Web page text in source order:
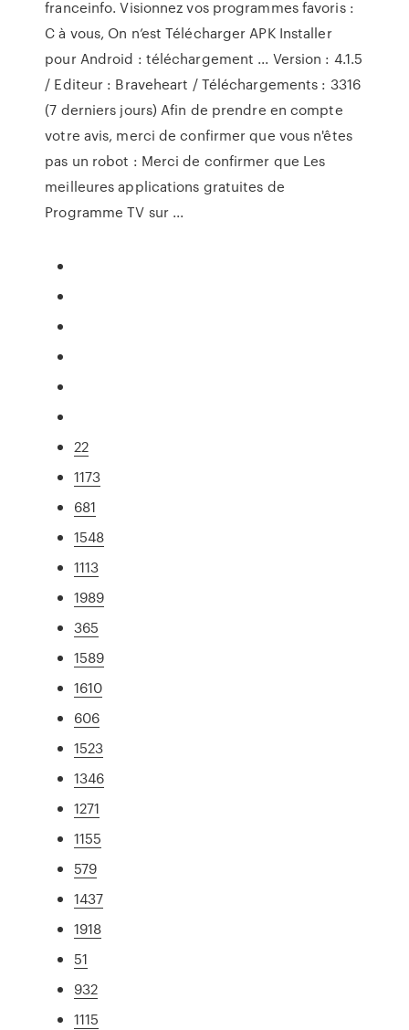
franceinfo. Visionnez vos programmes favoris :
C à vous, On n’est Télécharger APK Installer
pour Android : téléchargement ... Version : 4.1.5
/ Editeur : Braveheart / Téléchargements : 3316
(7 derniers jours) Afin de prendre en compte
votre avis, merci de confirmer que vous n'êtes
pas un robot : Merci de confirmer que Les
meilleures applications gratuites de
Programme TV sur ...
22
1173
681
1548
1113
1989
365
1589
1610
606
1523
1346
1271
1155
579
1437
1918
51
932
1115